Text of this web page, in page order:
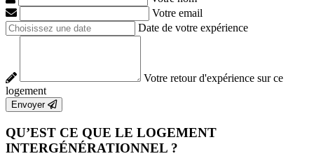
Votre email
Date de votre expérience
Votre retour d'expérience sur ce
logement
Envoyer
QU’EST CE QUE LE LOGEMENT
INTERGÉNÉRATIONNEL ?